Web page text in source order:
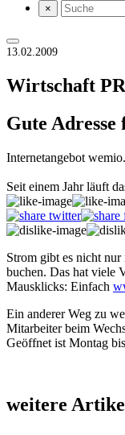
×
13.02.2009
Wirtschaft
Gute
Internetangebot
Seit einem Jahr läuft
Strom gibt es nicht
buchen. Das hat viele
Mausklicks: Einfach
Ein anderer Weg zu
Mitarbeiter beim
Geöffnet ist Montag
weitere